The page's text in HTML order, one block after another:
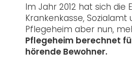
Im Jahr 2012 hat sich die
Krankenkasse,
Pflegeheim aber nun,
Pflegeheim berechnet
hörende Bewohner.